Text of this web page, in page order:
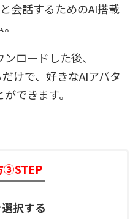
会話するためのAI搭載
ロードした後、
けで、好きなAIアバタ
できます。
③STEP
択する